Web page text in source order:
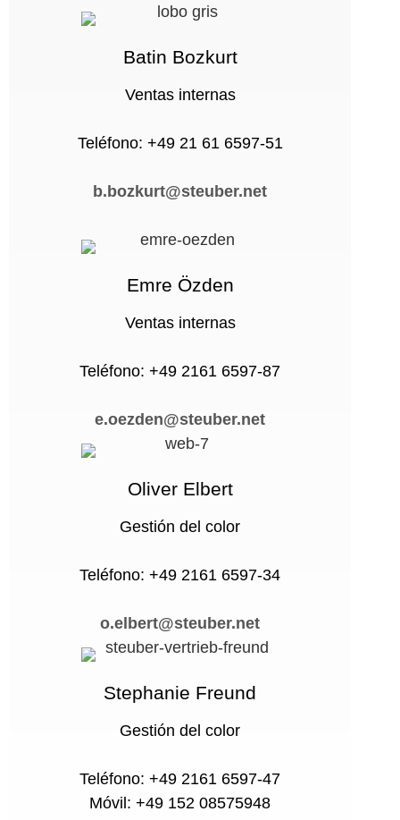
Batin Bozkurt
Ventas internas
Teléfono: +49 21 61 6597-51
b.bozkurt@steuber.net
Emre Özden
Ventas internas
Teléfono: +49 2161 6597-87
e.oezden@steuber.net
Oliver Elbert
Gestión del color
Teléfono: +49 2161 6597-34
o.elbert@steuber.net
Stephanie Freund
Gestión del color
Teléfono: +49 2161 6597-47
Móvil: +49 152 08575948